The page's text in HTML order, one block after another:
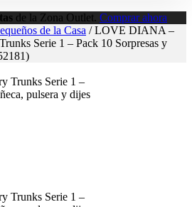
de la Zona Outlet. Comprar ahora
de la Casa / LOVE DIANA –
Serie 1 – Pack 10 Sorpresas y